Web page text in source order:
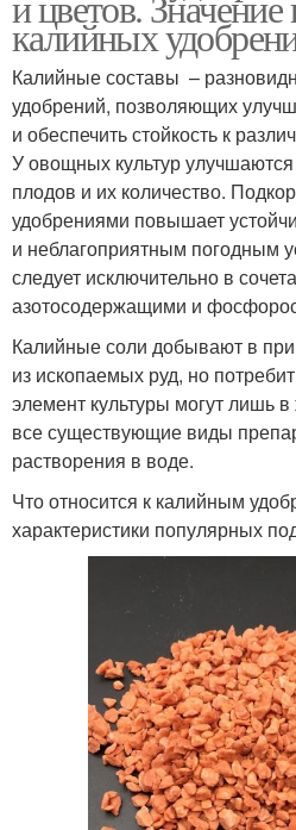
калийных
Калийные составы –
удобрений, позволяющих
и обеспечить стойкость к
У овощных культур
плодов и их количество.
удобрениями повышает
и неблагоприятным погодным
следует исключительно в
азотосодержащими и
Калийные соли добывают в
из ископаемых руд, но
элемент культуры могут лишь
все существующие виды
растворения в воде.
Что относится к калийным
характеристики популярных